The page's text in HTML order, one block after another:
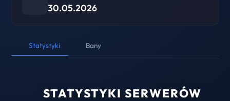
30.05.2026
Statystyki Bany
STATYSTYKI SERWERÓW